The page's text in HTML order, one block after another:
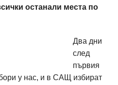
останали места по
Два дни
след
първия
у нас, и в САЩ избират